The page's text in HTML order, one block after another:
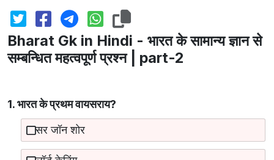
Bharat Gk in Hindi - भारत के सामान्य ज्ञान से
सम्बन्धित महत्वपूर्ण प्रश्न | part-2
1. भारत के प्रथम वायसराय?
सर जॉन शोर